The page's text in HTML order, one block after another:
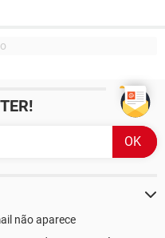
não aparece